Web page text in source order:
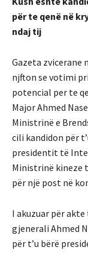
për te qenë në
ndaj tij
Gazeta zvicerane
njfton se votimi
potencial per te
Major Ahmed
Ministrinë e
cili kandidon për
presidentit të
Ministrinë kineze
për një post në
I akuzuar për
gjenerali Ahmed
për t’u bërë